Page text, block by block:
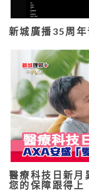
新城廣播35周
醫療科技日新
您的保障跟得上